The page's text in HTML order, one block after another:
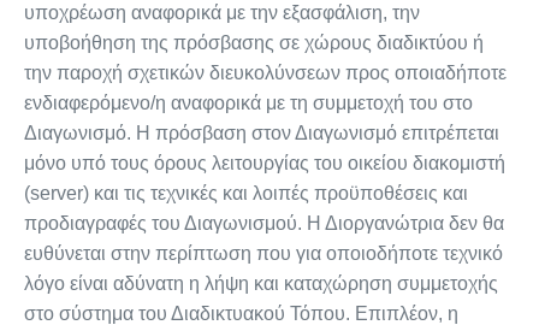
υποχρέωση αναφορικά με την εξασφάλιση, την
υποβοήθηση της πρόσβασης σε χώρους διαδικτύου ή
την παροχή σχετικών διευκολύνσεων προς οποιαδήποτε
ενδιαφερόμενο/η αναφορικά με τη συμμετοχή του στο
Διαγωνισμό. Η πρόσβαση στον Διαγωνισμό επιτρέπεται
μόνο υπό τους όρους λειτουργίας του οικείου διακομιστή
(server) και τις τεχνικές και λοιπές προϋποθέσεις και
προδιαγραφές του Διαγωνισμού. Η Διοργανώτρια δεν θα
ευθύνεται στην περίπτωση που για οποιοδήποτε τεχνικό
λόγο είναι αδύνατη η λήψη και καταχώρηση συμμετοχής
στο σύστημα του Διαδικτυακού Τόπου. Επιπλέον, η